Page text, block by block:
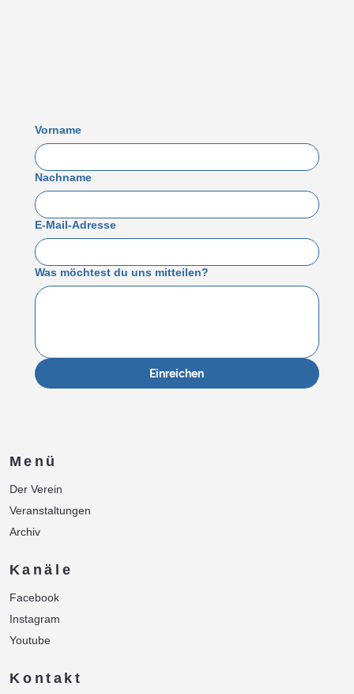
Vorname
Nachname
E-Mail-Adresse
Was möchtest du uns mitteilen?
Einreichen
Menü
Der Verein
Veranstaltungen
Archiv
Kanäle
Facebook
Instagram
Youtube
Kontakt